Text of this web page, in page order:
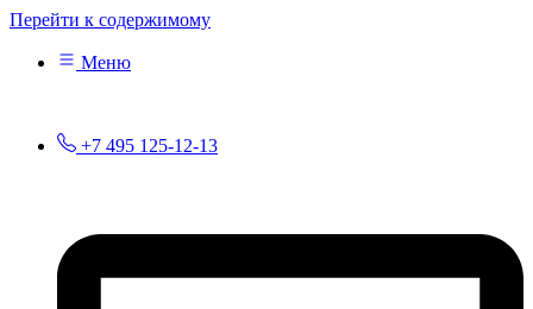
Перейти к содержимому
Меню
+7 495 125-12-13